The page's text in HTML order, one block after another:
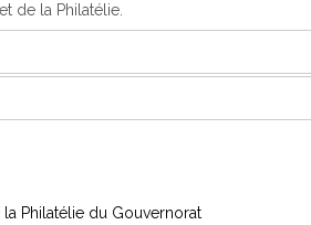
de la Philatélie.
la Philatélie du Gouvernorat